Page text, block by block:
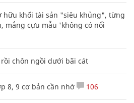
hữu khối tài sản "siêu khủng", từng
mắng cựu mẫu 'không có nổi
chôn ngồi dưới bãi cát
8, 9 cơ bản cần nhớ 106